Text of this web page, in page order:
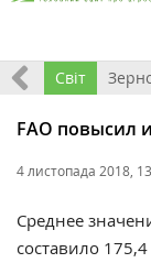
Світ
FAO повысил
4 листопада 2018,
Среднее
составило